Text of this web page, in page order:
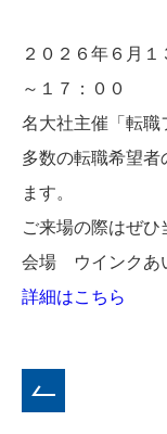
２０２６年６月
～１７：００
名大社主催「転職
多数の転職希望者
ます。
ご来場の際はぜひ
会場 ウインクあ
詳細はこちら